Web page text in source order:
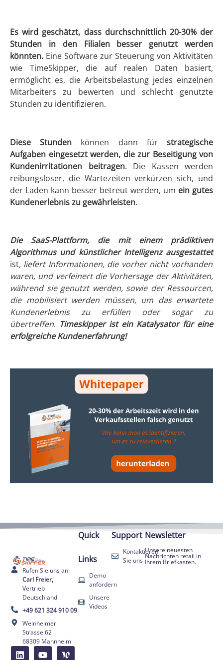
Es wird geschätzt, dass durchschnittlich 20-30% der
Stunden in den Filialen besser genutzt werden
könnten. Eine Software zur Steuerung von Aktivitäten
wie TimeSkipper, die auf realen Daten basiert,
ermöglicht es, die Arbeitsbelastung jedes einzelnen
Mitarbeiters zu bewerten und schlecht genutzte
Stunden zu identifizieren.
Diese Stunden können dann fürstrategische
Aufgaben eingesetzt werden, die zur Beseitigung von
Kundenirritationen beitragen. Die Kassen werden
reibungsloser, die Wartezeiten verkürzen sich, und
der Laden kann besser betreut werden, um ein gutes
Kundenerlebnis zu gewährleisten.
Die SaaS-Plattform, die mit einem prädiktiven
Algorithmus und künstlicher Intelligenz ausgestattet
ist, liefert Informationen, die vorher nicht vorhanden
waren, und verfeinert die Vorhersage der Aktivitäten,
während sie genutzt werden, sowie der Ressourcen,
die mobilisiert werden müssen, um das erwartete
Kundenerlebnis zu erfüllen oder sogar zu
übertreffen. Timeskipper ist ein Katalysator für eine
erfolgreiche Kundenerfahrung!
Rufen Sie uns an:
Carl Freier,
Vertrieb
Deutschland
+49 621 324 910 09
Weinheimer
Strasse 62
68309 Mannheim
FR
Quick
Links
Demo
anfordern
Unsere
Videos
Support
Kontaktieren
Sie uns
Newsletter
Unsere neuesten
Nachrichten retail in
Ihrem Briefkasten.